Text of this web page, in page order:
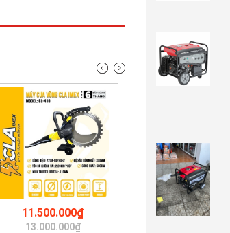
11.500.000₫
13.000.000₫
7.000.000₫